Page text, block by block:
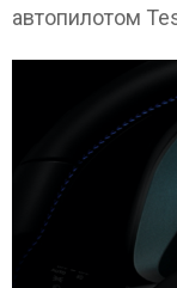
автопилотом